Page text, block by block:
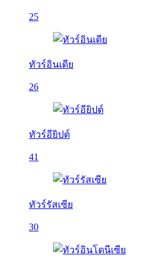
25
ทัวร์อินเดีย
26
ทัวร์อียิปต์
41
ทัวร์รัสเซีย
30